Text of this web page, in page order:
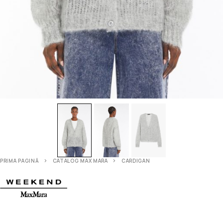
PRIMA PAGINĂ CATALOG MAX MARA CARDIGAN